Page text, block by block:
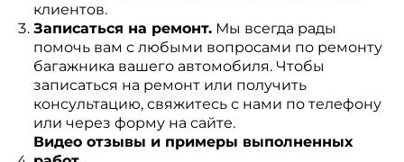
клиентов.
Записаться на ремонт.Мы всегда рады
помочь вам с любыми вопросами по ремонту
багажника вашего автомобиля. Чтобы
записаться на ремонт или получить
консультацию, свяжитесь с нами по телефону
или через форму на сайте.
Видео отзывы и примеры выполненных